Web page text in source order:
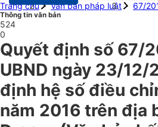
Trang chủ
Văn bản pháp luật 67/
Thông tin văn bản
524
0
Quyết định số 67/
UBND ngày 23/12/
định hệ số điều
năm 2016 trên địa